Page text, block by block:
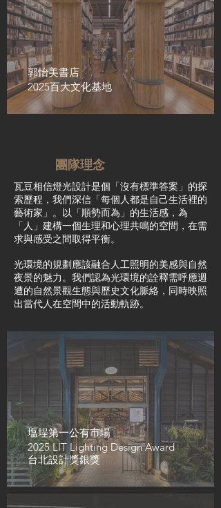
郭怡美書店
2025百大文化基地
團隊理念
​​​瓦豆相信燈光設計是個「沒有標準答案」的探
索歷程，我們深信「每個人都是自己生活裡的
藝術家」。以「順勢而為」的生活感，為
「人」建構一個生理和心理共鳴的空間，在需
求與感受之間取得平衡。
光環境的規劃應該融合人工照明的美感與自然
夜景的魅力。我們認為光環境的詮釋需呼應週
遭的自然景觀生態與歷史文化脈絡，同時映照
出當代人在空間中的活動軌跡。
塩埕第一公有市場
2025 LIT Lighting Design Award
台北設計獎銀獎